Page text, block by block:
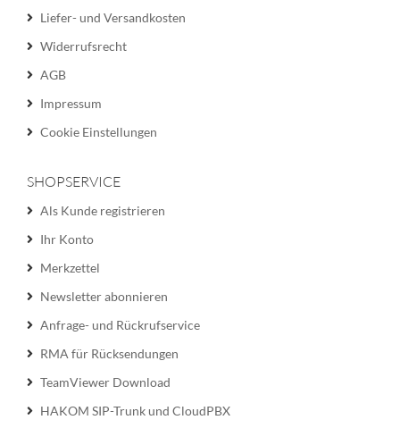
Liefer- und Versandkosten
Widerrufsrecht
AGB
Impressum
Cookie Einstellungen
SHOPSERVICE
Als Kunde registrieren
Ihr Konto
Merkzettel
Newsletter abonnieren
Anfrage- und Rückrufservice
RMA für Rücksendungen
TeamViewer Download
HAKOM SIP-Trunk und CloudPBX